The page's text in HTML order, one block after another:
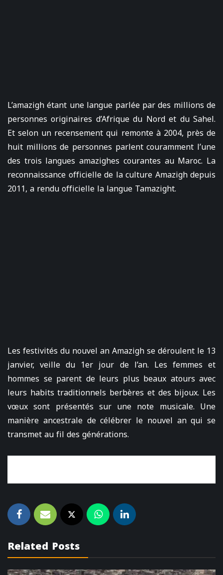
L’amazigh étant une langue parlée par des millions de
personnes originaires d’Afrique du Nord et du Sahel.
Et selon un recensement qui remonte à 2004, près de
huit millions de personnes parlent couramment l’une
des trois langues amazighes courantes au Maroc. La
reconnaissance officielle de la culture Amazigh depuis
2011, a rendu officielle la langue Tamazight.
Les festivités du nouvel an Amazigh se déroulent le 13
janvier, veille du 1er jour de l’an. Les femmes et
hommes se parent de leurs plus beaux atours avec
leurs habits traditionnels berbères et des bijoux. Les
vœux sont présentés sur une note musicale. Une
manière ancestrale de célébrer le nouvel an qui se
transmet au fil des générations.
Related Posts